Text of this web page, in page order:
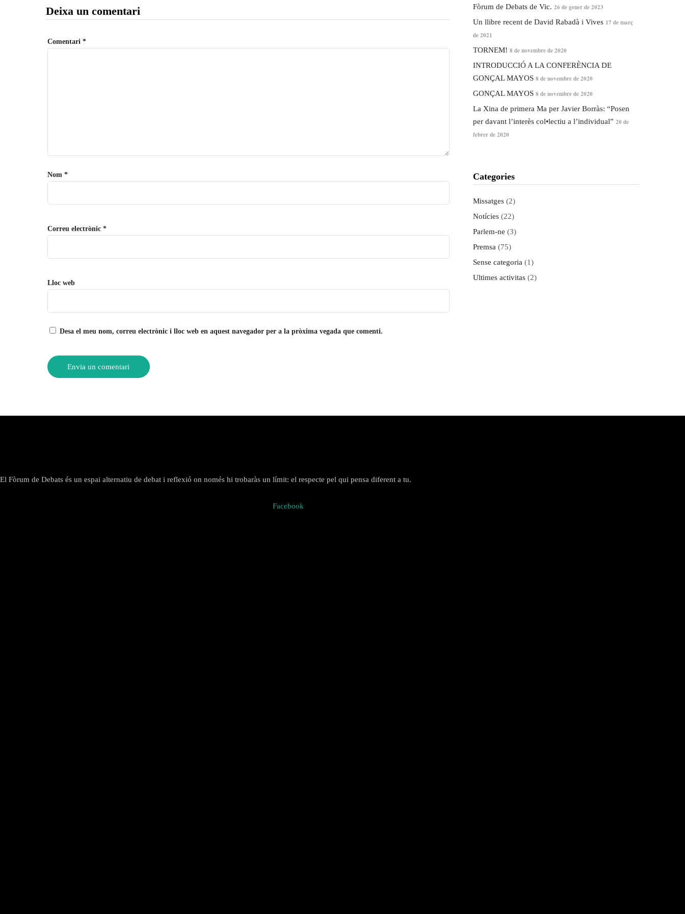
Deixa un comentari
Comentari *
Nom *
Correu electrònic *
Lloc web
Desa el meu nom, correu electrònic i lloc web en aquest navegador per a la pròxima vegada que comenti.
Fòrum de Debats de Vic. 26 de gener de 2023
Un llibre recent de David Rabadà i Vives 17 de març
de 2021
TORNEM! 8 de novembre de 2020
INTRODUCCIÓ A LA CONFERÈNCIA DE
GONÇAL MAYOS 8 de novembre de 2020
GONÇAL MAYOS 8 de novembre de 2020
La Xina de primera Ma per Javier Borràs: “Posen
per davant l’interès col•lectiu a l’individual” 20 de
febrer de 2020
Categories
Missatges (2)
Notícies (22)
Parlem-ne (3)
Premsa (75)
Sense categoria (1)
Ultimes activitas (2)
El Fòrum de Debats és un espai alternatiu de debat i reflexió on només hi trobaràs un límit: el respecte pel qui pensa diferent a tu.
Facebook